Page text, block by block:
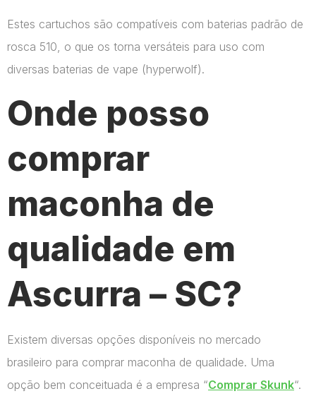
Estes cartuchos são compatíveis com baterias padrão de
rosca 510, o que os torna versáteis para uso com
diversas baterias de vape​ (hyperwolf)​.
Onde posso
comprar
maconha de
qualidade em
Ascurra – SC?
Existem diversas opções disponíveis no mercado
brasileiro para comprar maconha de qualidade. Uma
opção bem conceituada é a empresa “Comprar Skunk“.